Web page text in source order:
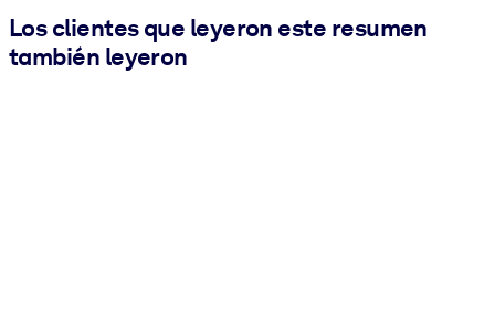
Los clientes que leyeron este resumen
también leyeron